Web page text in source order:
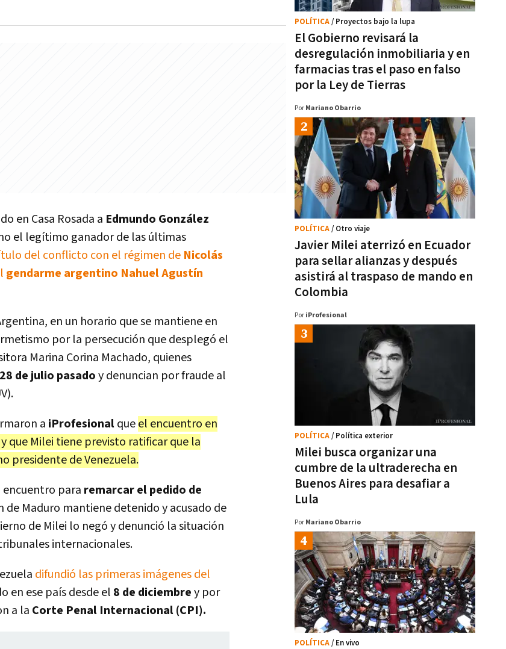
en Casa Rosada a Edmundo González
el legítimo ganador de las últimas
del conflicto con el régimen de Nicolás
gendarme argentino Nahuel Agustín
en un horario que se mantiene en
por la persecución que desplegó el
Marina Corina Machado, quienes
de julio pasadoy denuncian por fraude al
a iProfesionalqueel encuentro en
que Milei tiene previsto ratificar que la
presidente de Venezuela.
encuentro para remarcar el pedido de
de Maduro mantiene detenido y acusado de
de Milei lo negó y denunció la situación
internacionales.
difundió las primeras imágenes del
en ese país desde el 8 de diciembrey por
a la Corte Penal Internacional (CPI).
El Gobierno revisará la
desregulación inmobiliaria y en
farmacias tras el paso en falso
por la Ley de Tierras
POLÍTICA/ Proyectos bajo la lupa
Por Mariano Obarrio
Javier Milei aterrizó en Ecuador
para sellar alianzas y después
asistirá al traspaso de mando en
Colombia
POLÍTICA/ Otro viaje
Por iProfesional
Milei busca organizar una
cumbre de la ultraderecha en
Buenos Aires para desafiar a
Lula
POLÍTICA/ Política exterior
Por Mariano Obarrio
POLÍTICA/ En vivo